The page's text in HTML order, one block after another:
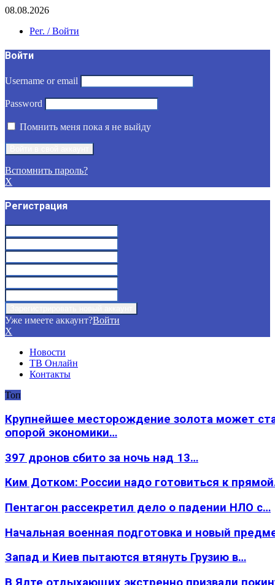
08.08.2026
Рег. / Войти
Войти
Username or email
Password
Помнить меня пока я не выйду
Вспомнить пароль?
X
Регистрация
Уже имеете аккаунт?Войти
X
Новости
ТВ Онлайн
Контакты
Топ
Крупнейшее месторождение золота может
опорой экономики…
397 дронов сбито за ночь над 13…
Ким Дотком: России надо готовиться к
Пентагон рассекретил дело о падении НЛО с…
Начальная военная подготовка и новый
Запад и Киев пытаются втянуть Грузию в…